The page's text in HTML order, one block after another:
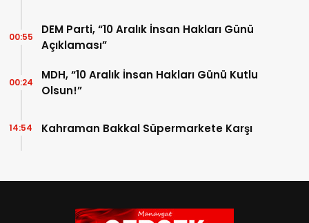
DEM Parti, “10 Aralık İnsan Hakları Günü
Açıklaması”
00:55
MDH, “10 Aralık İnsan Hakları Günü Kutlu
Olsun!”
00:24
Kahraman Bakkal Süpermarkete Karşı
14:54